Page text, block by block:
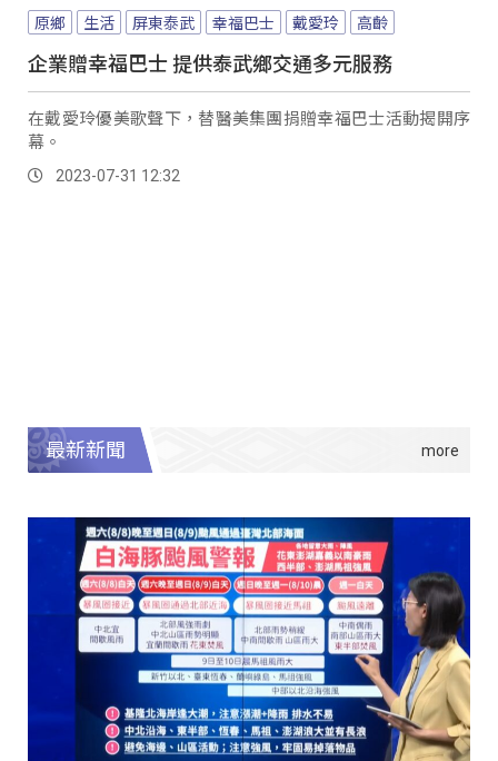
原鄉 生活 屏東泰武 幸福巴士 戴愛玲 高齡
企業贈幸福巴士 提供泰武鄉交通多元服務
在戴愛玲優美歌聲下，替醫美集團捐贈幸福巴士活動揭開序
幕。
2023-07-31 12:32
最新新聞